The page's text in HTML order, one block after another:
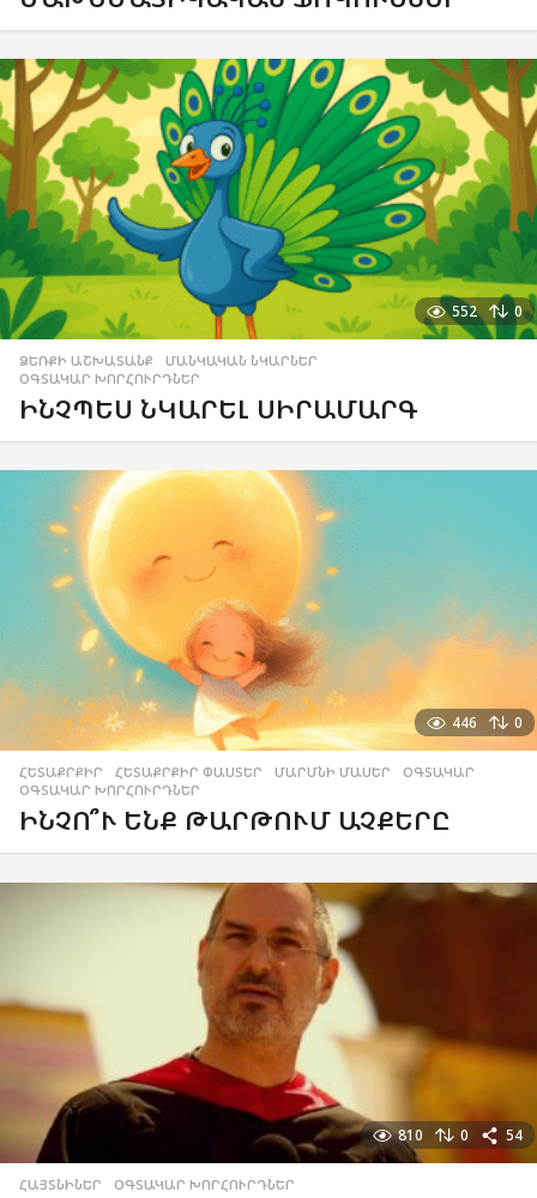
552 0
ՁԵՌՔԻ ԱՇԽԱՏԱՆՔ ,ՄԱՆԿԱԿԱՆ ՆԿԱՐՆԵՐ
ՕԳՏԱԿԱՐ ԽՈՐՀՈՒՐԴՆԵՐ
ԻՆՉՊԵՍ ՆԿԱՐԵԼ ՍԻՐԱՄԱՐԳ
446 0
ՀԵՏԱՔՐՔԻՐ ,ՀԵՏԱՔՐՔԻՐ ՓԱՍՏԵՐ ,ՄԱՐՄՆԻ ՄԱՍԵՐ ,ՕԳՏԱԿԱՐ
ՕԳՏԱԿԱՐ ԽՈՐՀՈՒՐԴՆԵՐ
ԻՆՉՈ՞Ւ ԵՆՔ ԹԱՐԹՈՒՄ ԱՉՔԵՐԸ
810 0 54
ՀԱՅՏՆԻՆԵՐ ,ՕԳՏԱԿԱՐ ԽՈՐՀՈՒՐԴՆԵՐ